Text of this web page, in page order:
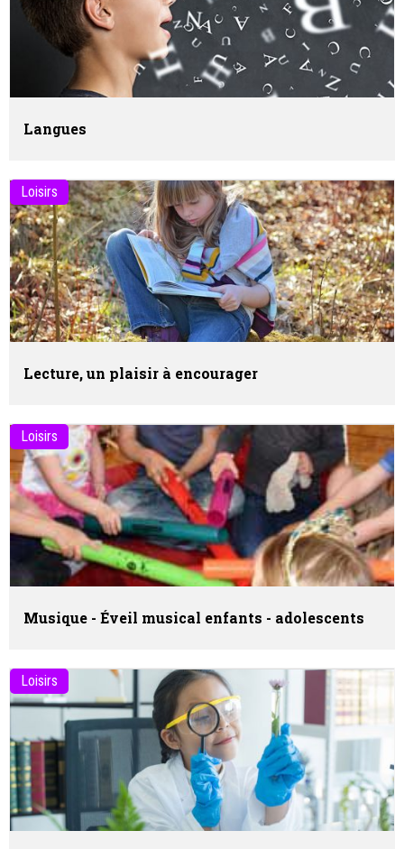
Langues
Loisirs
Lecture, un plaisir à encourager
Loisirs
Musique - Éveil musical enfants - adolescents
Loisirs